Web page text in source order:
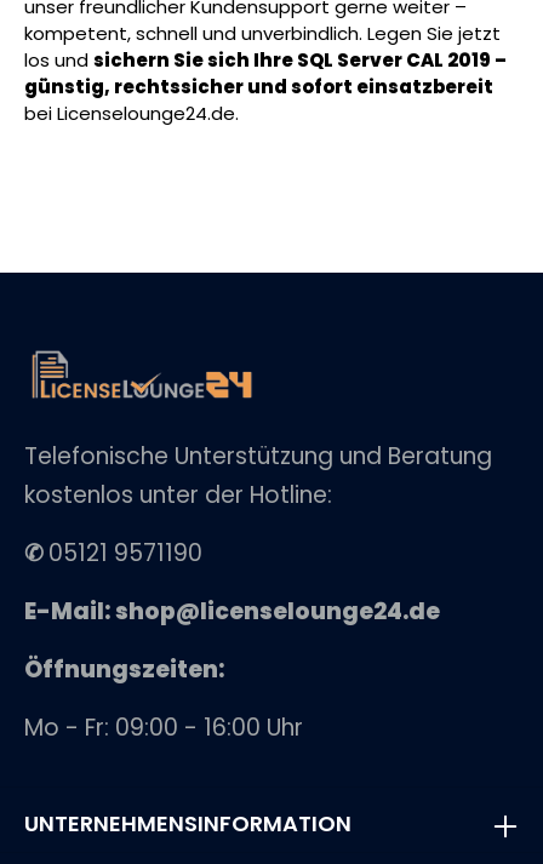
unser freundlicher Kundensupport gerne weiter –
kompetent, schnell und unverbindlich. Legen Sie jetzt
los undsichern Sie sich Ihre SQL Server CAL 2019 –
günstig, rechtssicher und sofort einsatzbereit
bei Licenselounge24.de.
Telefonische Unterstützung und Beratung
kostenlos unter der Hotline:
✆05121 9571190
E-Mail: shop@licenselounge24.de
Öffnungszeiten:
Mo - Fr: 09:00 - 16:00 Uhr
UNTERNEHMENSINFORMATION